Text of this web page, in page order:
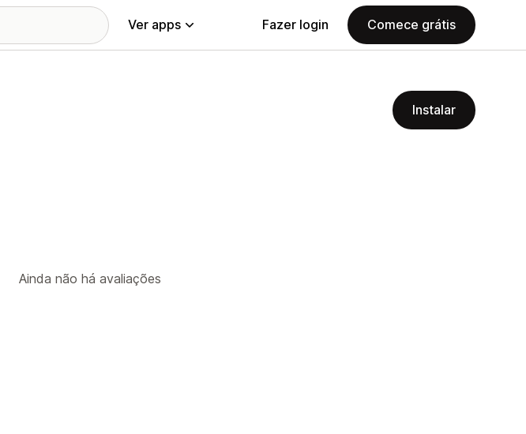
Ver apps Fazer login Comece grátis
Instalar
Ainda não há avaliações